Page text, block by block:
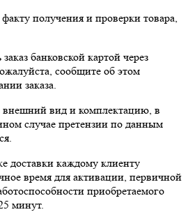
получения и проверки товара,
банковской картой через
сообщите об этом
заказа.
внешний вид и комплектацию, в
случае претензии по данным
доставки каждому клиенту
время для активации, первичной
приобретаемого
минут.